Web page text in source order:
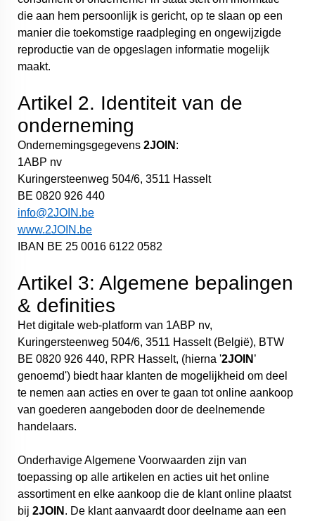
die aan hem persoonlijk is gericht, op te slaan op een
manier die toekomstige raadpleging en ongewijzigde
reproductie van de opgeslagen informatie mogelijk
maakt.
Artikel 2. Identiteit van de
onderneming
Ondernemingsgegevens 2JOIN :
1ABP nv
Kuringersteenweg 504/6, 3511 Hasselt
BE 0820 926 440
info@2JOIN.be
www.2JOIN.be
IBAN BE 25 0016 6122 0582
Artikel 3: Algemene bepalingen
& definities
Het digitale web-platform van 1ABP nv,
Kuringersteenweg 504/6, 3511 Hasselt (België), BTW
BE 0820 926 440, RPR Hasselt, (hierna '2JOIN ’
genoemd') biedt haar klanten de mogelijkheid om deel
te nemen aan acties en over te gaan tot online aankoop
van goederen aangeboden door de deelnemende
handelaars.
Onderhavige Algemene Voorwaarden zijn van
toepassing op alle artikelen en acties uit het online
assortiment en elke aankoop die de klant online plaatst
bij 2JOIN . De klant aanvaardt door deelname aan een